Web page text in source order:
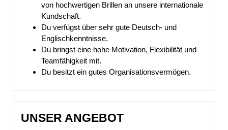
von hochwertigen Brillen an unsere internationale
Kundschaft.
Du verfügst über sehr gute Deutsch- und
Englischkenntnisse.
Du bringst eine hohe Motivation, Flexibilität und
Teamfähigkeit mit.
Du besitzt ein gutes Organisationsvermögen.
UNSER ANGEBOT